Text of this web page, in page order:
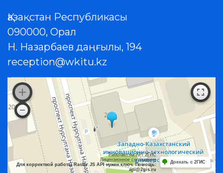
Қазақстан Республикасы
090000, Орал
Н. Назарбаев даңғылы, 194
reception@wkitu.kz
Работает на API 2ГИС
Лицензионное соглашение
Для корректной работы Raster JS API нужен ключ. Помощь:
api@2gis.ru
Доехать с 2ГИС